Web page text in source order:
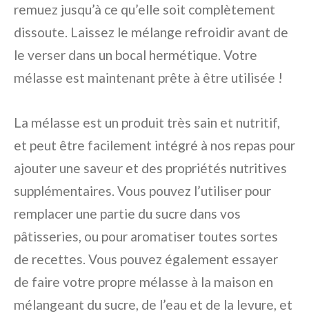
remuez jusqu’à ce qu’elle soit complètement
dissoute. Laissez le mélange refroidir avant de
le verser dans un bocal hermétique. Votre
mélasse est maintenant prête à être utilisée !
La mélasse est un produit très sain et nutritif,
et peut être facilement intégré à nos repas pour
ajouter une saveur et des propriétés nutritives
supplémentaires. Vous pouvez l’utiliser pour
remplacer une partie du sucre dans vos
pâtisseries, ou pour aromatiser toutes sortes
de recettes. Vous pouvez également essayer
de faire votre propre mélasse à la maison en
mélangeant du sucre, de l’eau et de la levure, et